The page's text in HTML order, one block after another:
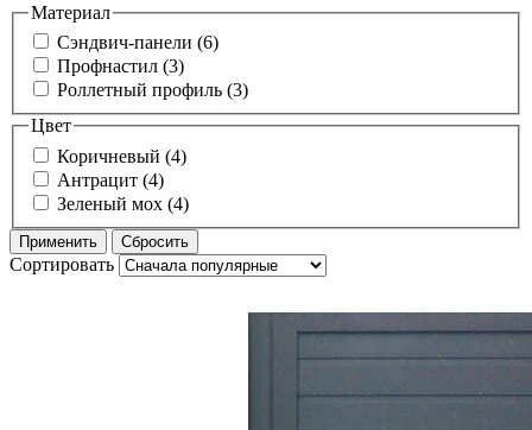
Материал
Сэндвич-панели (6)
Профнастил (3)
Роллетный профиль (3)
Цвет
Коричневый (4)
Антрацит (4)
Зеленый мох (4)
Сортировать